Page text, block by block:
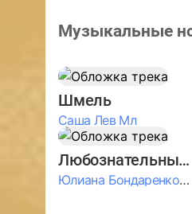
Музыкальные
Шмель
Саша Лев Мл
Любознательные Дети
Юлиана Бондаренко & Амелия Колпакова & Егор Егоров & Валерия Шевченко & Ксюша Косичкина